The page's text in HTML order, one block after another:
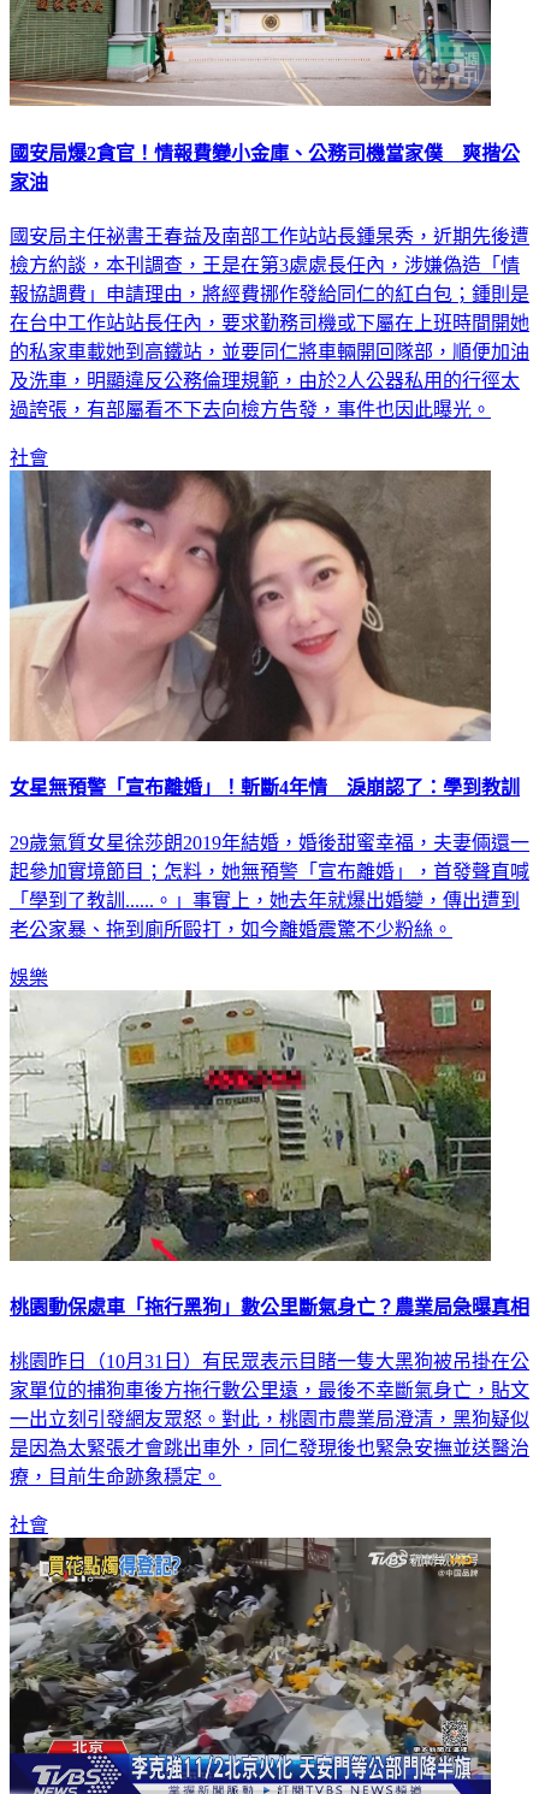
國安局爆2貪官！情報費變小金庫、公務司機當家僕 爽揩公
家油
國安局主任祕書王春益及南部工作站站長鍾杲秀，近期先後遭
檢方約談，本刊調查，王是在第3處處長任內，涉嫌偽造「情
報協調費」申請理由，將經費挪作發給同仁的紅白包；鍾則是
在台中工作站站長任內，要求勤務司機或下屬在上班時間開她
的私家車載她到高鐵站，並要同仁將車輛開回隊部，順便加油
及洗車，明顯違反公務倫理規範，由於2人公器私用的行徑太
過誇張，有部屬看不下去向檢方告發，事件也因此曝光。
社會
女星無預警「宣布離婚」！斬斷4年情 淚崩認了：學到教訓
29歲氣質女星徐莎朗2019年結婚，婚後甜蜜幸福，夫妻倆還一
起參加實境節目；怎料，她無預警「宣布離婚」，首發聲直喊
「學到了教訓......。」事實上，她去年就爆出婚變，傳出遭到
老公家暴、拖到廁所毆打，如今離婚震驚不少粉絲。
娛樂
桃園動保處車「拖行黑狗」數公里斷氣身亡？農業局急曝真相
桃園昨日（10月31日）有民眾表示目睹一隻大黑狗被吊掛在公
家單位的捕狗車後方拖行數公里遠，最後不幸斷氣身亡，貼文
一出立刻引發網友眾怒。對此，桃園市農業局澄清，黑狗疑似
是因為太緊張才會跳出車外，同仁發現後也緊急安撫並送醫治
療，目前生命跡象穩定。
社會